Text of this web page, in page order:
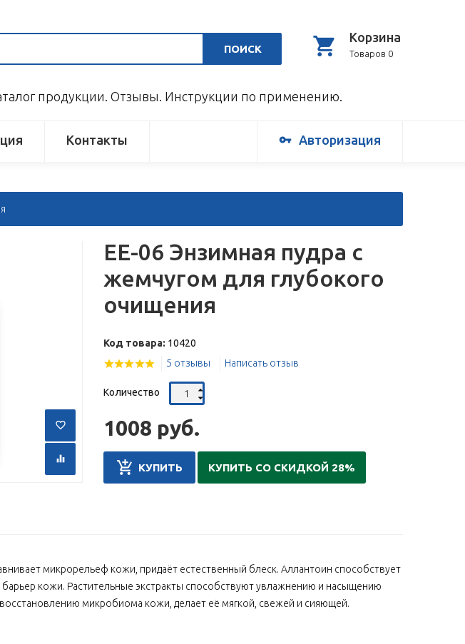
Корзина
Товаров 0
ПОИСК
продукции. Отзывы. Инструкции по применению.
Контакты Авторизация
EE-06 Энзимная пудра с
жемчугом для глубокого
очищения
Код товара: 10420
5 отзывы
Написать отзыв
Количество
1008 руб.
КУПИТЬ КУПИТЬ СО СКИДКОЙ 28%
микрорельеф кожи, придаёт естественный блеск. Аллантоин способствует
кожи. Растительные экстракты способствуют увлажнению и насыщению
микробиома кожи, делает её мягкой, свежей и сияющей.